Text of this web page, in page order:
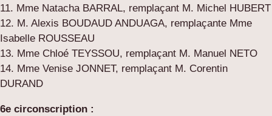
11. Mme Natacha BARRAL, remplaçant M. Michel HUBERT
12. M. Alexis BOUDAUD ANDUAGA, remplaçante Mme
Isabelle ROUSSEAU
13. Mme Chloé TEYSSOU, remplaçant M. Manuel NETO
14. Mme Venise JONNET, remplaçant M. Corentin
DURAND
6e circonscription :